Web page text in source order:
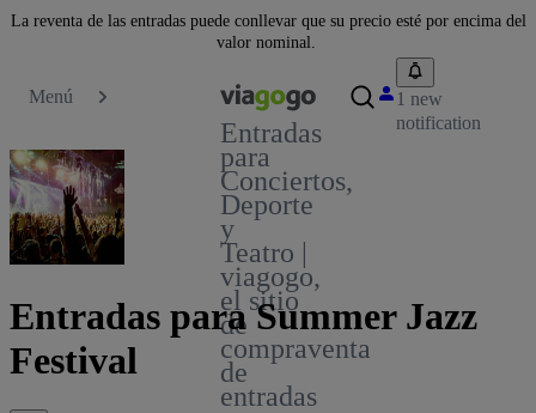
La reventa de las entradas puede conllevar que su precio esté por encima del
valor nominal.
Menú
Entradas
para
Conciertos,
Deporte
y
Teatro |
viagogo,
el sitio
de
compraventa
de
entradas
1 new
notification
Entradas para Summer Jazz
Festival